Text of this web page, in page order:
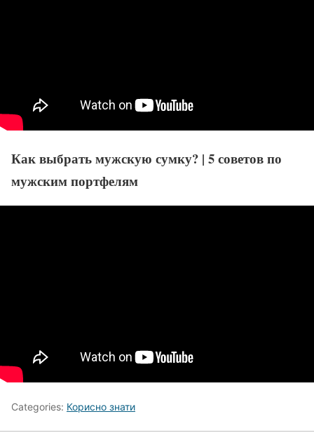
Как выбрать мужскую сумку? | 5 советов по
мужским портфелям
Categories: Корисно знати